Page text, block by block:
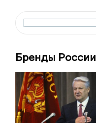
Бренды России